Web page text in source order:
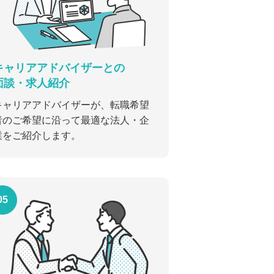
ャリアアドバイザーとの
談・求人紹介
ャリアアドバイザーが、転職希望
のご希望に沿って最適な法人・企
をご紹介します。